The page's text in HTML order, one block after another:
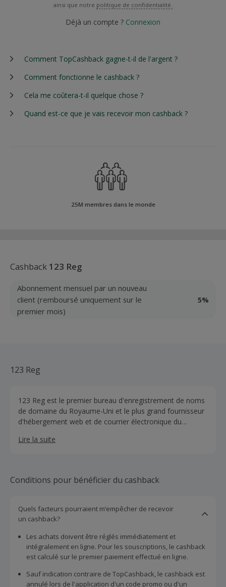
ainsi que notre politique de confidentialité.
Déjà un compte ? Connexion
Comment TopCashback gagne-t-il de l'argent ?
Comment fonctionne le cashback ?
Cela me coûtera-t-il quelque chose ?
Quand est-ce que je vais recevoir mon cashback ?
25M membres dans le monde
Cashback 123 Reg
Abonnement mensuel par un nouveau
client (remboursé uniquement sur le
premier mois)
5%
123 Reg
123 Reg est le premier bureau d'enregistrement de noms
de domaine du Royaume-Uni et le plus grand fournisseur
d'hébergement web et de courrier électronique du
Lire la suite
Conditions pour bénéficier du cashback
Quels facteurs pourraient m’empêcher de recevoir
un cashback?
Les achats doivent être réglés immédiatement et
intégralement en ligne. Pour les souscriptions, le cashback
est calculé sur le premier paiement effectué en ligne.
Sauf indication contraire de TopCashback, le cashback est
annulé lors de l'application d'un code promo ou d'un